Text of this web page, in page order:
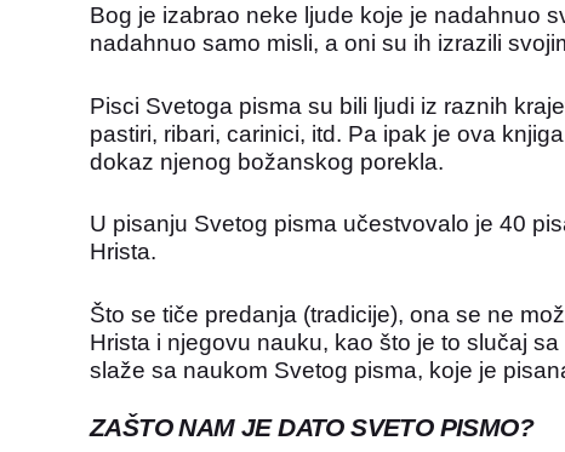
Bog je izabrao neke ljude koje je nadahnuo
nadahnuo samo misli, a oni su ih izrazili
Pisci Svetoga pisma su bili ljudi iz raznih
pastiri, ribari, carinici, itd. Pa ipak je ova
dokaz njenog božanskog porekla.
U pisanju Svetog pisma učestvovalo je 40
Hrista.
Što se tiče predanja (tradicije), ona se ne
Hrista i njegovu nauku, kao što je to slučaj
slaže sa naukom Svetog pisma, koje je
ZAŠTO NAM JE DATO SVETO PISMO?